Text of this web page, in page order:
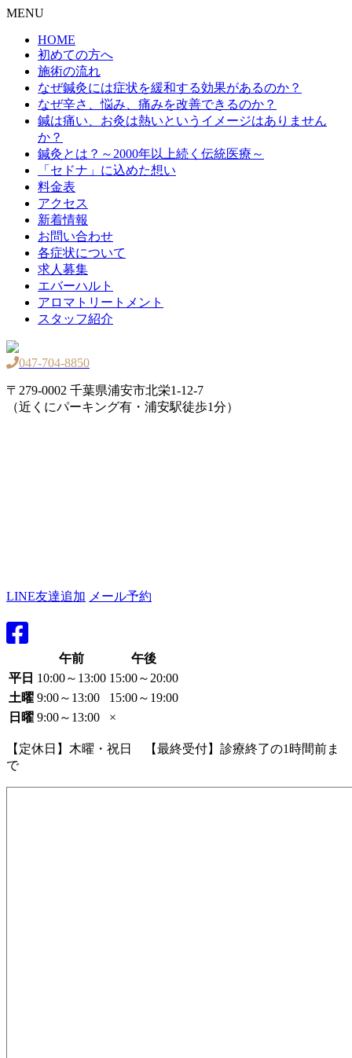
MENU
HOME
初めての方へ
施術の流れ
なぜ鍼灸には症状を緩和する効果があるのか？
なぜ辛さ、悩み、痛みを改善できるのか？
鍼は痛い、お灸は熱いというイメージはありません
か？
鍼灸とは？～2000年以上続く伝統医療～
「セドナ」に込めた想い
料金表
アクセス
新着情報
お問い合わせ
各症状について
求人募集
エバーハルト
アロマトリートメント
スタッフ紹介
047-704-8850
〒279-0002 千葉県浦安市北栄1-12-7
（近くにパーキング有・浦安駅徒歩1分）
LINE友達追加 メール予約
午前
午後
平日 10:00～13:00 15:00～20:00
土曜 9:00～13:00
15:00～19:00
日曜 9:00～13:00 ×
【定休日】木曜・祝日 【最終受付】診療終了の1時間前ま
で